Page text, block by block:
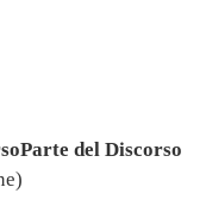
del Discorso